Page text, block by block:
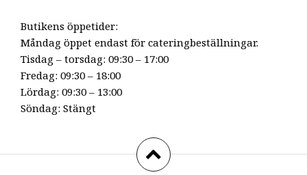
Butikens öppetider:
Måndag öppet endast för cateringbeställningar.
Tisdag – torsdag: 09:30 – 17:00
Fredag: 09:30 – 18:00
Lördag: 09:30 – 13:00
Söndag: Stängt